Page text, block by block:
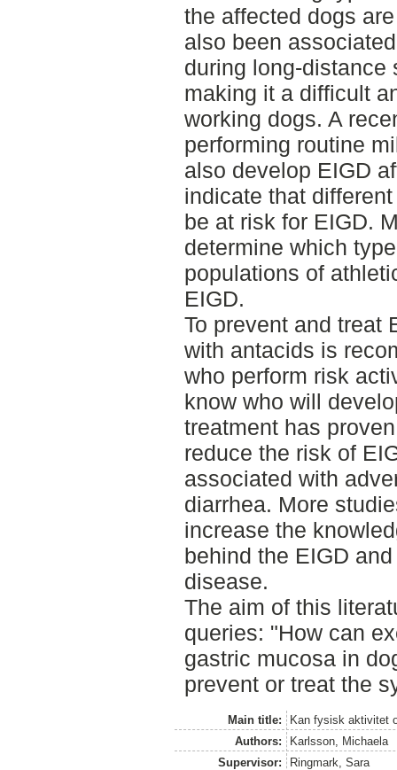
the affected dogs
also been
during long-distance
making it a difficult
working dogs. A
performing routine
also develop EIGD
indicate that
be at risk for EIGD.
determine which
populations of
EIGD.
To prevent and treat
with antacids is
who perform risk
know who will
treatment has
reduce the risk of
associated with
diarrhea. More
increase the
behind the EIGD
disease.
The aim of this
queries: "How can
gastric mucosa in
prevent or treat the
Main title:
Kan fysisk aktivitet
Authors:
Karlsson, Michaela
Supervisor:
Ringmark, Sara